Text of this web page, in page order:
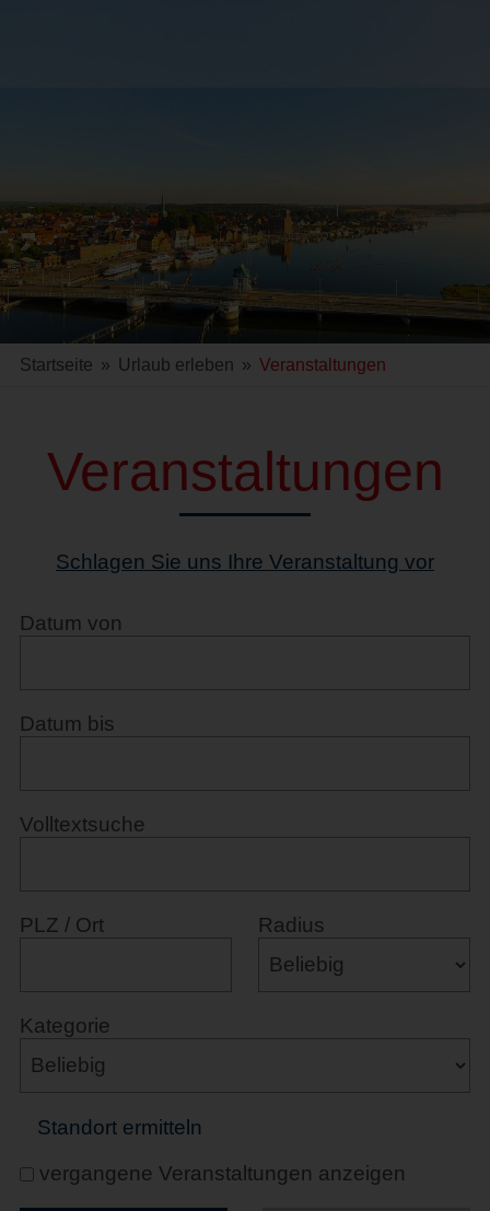
Startseite » Urlaub erleben » Veranstaltungen
Veranstaltungen
Schlagen Sie uns Ihre Veranstaltung vor
Datum von
Datum bis
Volltextsuche
PLZ / Ort Radius
Kategorie
Standort ermitteln
vergangene Veranstaltungen anzeigen